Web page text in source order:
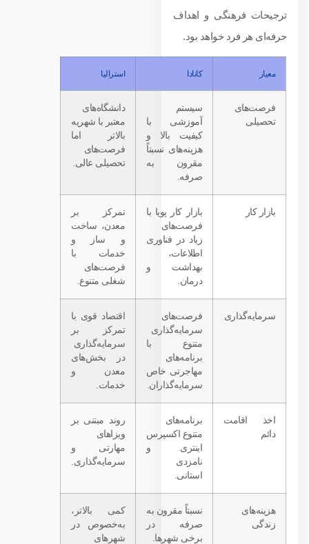
ترجیحات فرهنگی و اهداف
حرفه‌ای هر فرد خواهد بود.
معیار کانادا استرالیا
فرصت‌های
تحصیلی
سیستم
آموزشی با
کیفیت بالا و
هزینه‌های نسبتاً
مقرون به
صرفه.
دانشگاه‌های
معتبر با شهریه
بالاتر اما
فرصت‌های
تحصیلی عالی.
بازار کار
بازار کار پویا با
فرصت‌های
زیاد در فناوری
اطلاعات،
بهداشت و
درمان.
تمرکز بر
معدن، ساخت
و ساز و
خدمات با
فرصت‌های
شغلی متنوع.
سرمایه‌گذاری
فرصت‌های
سرمایه‌گذاری
متنوع با
برنامه‌های
مهاجرتی خاص
سرمایه‌گذاران.
اقتصاد قوی با
تمرکز بر
سرمایه‌گذاری
در بخش‌های
معدن و
خدمات.
اخذ اقامت
دائم
برنامه‌های
متنوع اکسپرس
اینتری و
نامزدی
استانی.
روند مبتنی بر
ویزاهای
مهارتی و
سرمایه‌گذاری.
هزینه‌های
زندگی
نسبتاً مقرون به
صرفه در
برخی شهرها.
کمی بالاتر،
به‌خصوص در
شهرهای